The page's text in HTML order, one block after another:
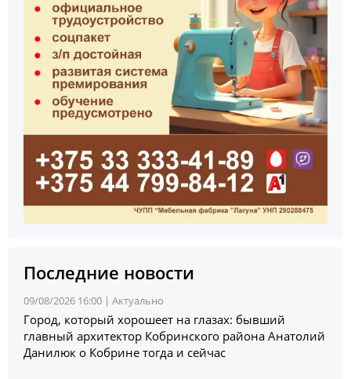
Последние новости
09/08/2026 16:00 | Актуально
Город, который хорошеет на глазах: бывший
главный архитектор Кобринского района Анатолий
Данилюк о Кобрине тогда и сейчас